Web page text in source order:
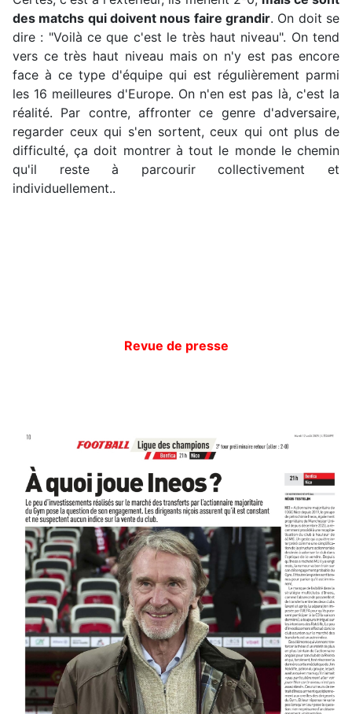
des matchs qui doivent nous faire grandir. On doit se
dire : "Voilà ce que c'est le très haut niveau". On tend
vers ce très haut niveau mais on n'y est pas encore
face à ce type d'équipe qui est régulièrement parmi
les 16 meilleures d'Europe. On n'en est pas là, c'est la
réalité. Par contre, affronter ce genre d'adversaire,
regarder ceux qui s'en sortent, ceux qui ont plus de
difficulté, ça doit montrer à tout le monde le chemin
qu'il reste à parcourir collectivement et
individuellement..
Revue de presse